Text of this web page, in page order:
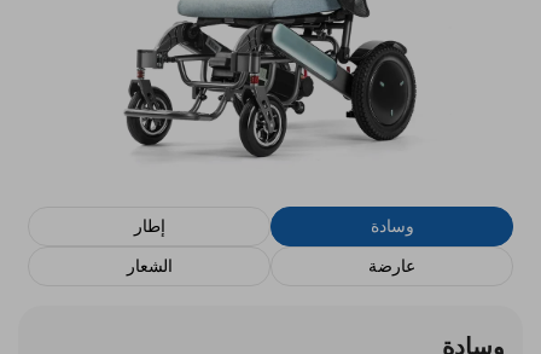
وسادة
إطار
عارضة
الشعار
وسادة